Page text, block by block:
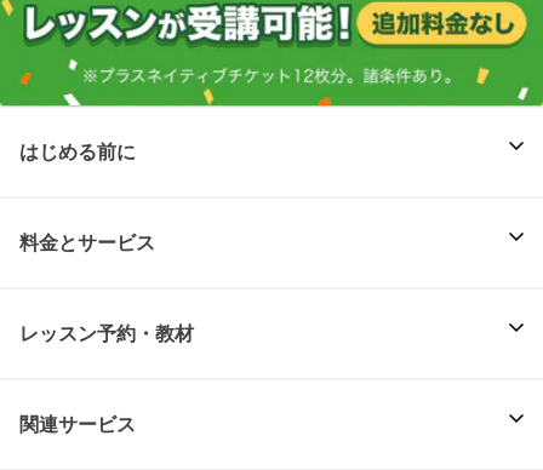
はじめる前に
料金とサービス
レッスン予約・教材
関連サービス